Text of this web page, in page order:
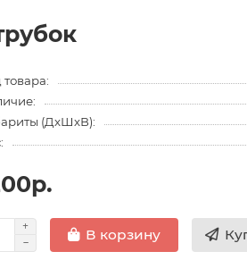
товара:
(ДхШхВ):
В корзину